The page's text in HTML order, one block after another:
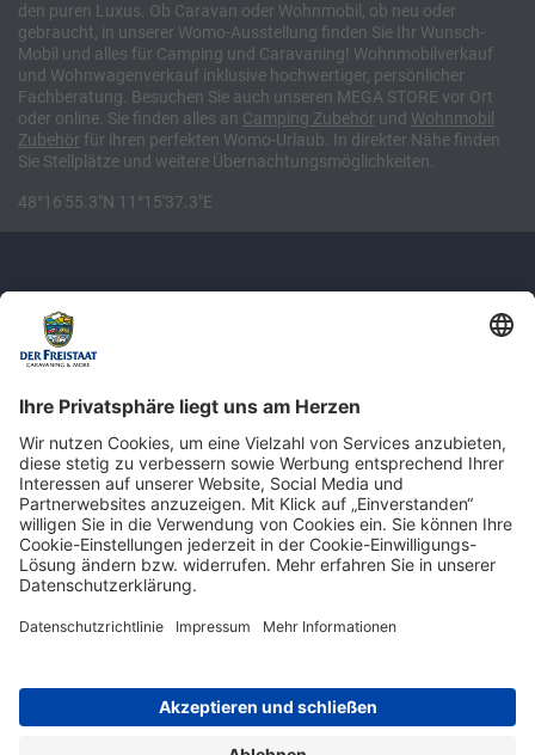
den puren Luxus. Ob Caravan oder Wohnmobil, ob neu oder
gebraucht, in unserer Womo-Ausstellung finden Sie Ihr Wunsch-
Mobil und alles für Camping und Caravaning! Wohnmobilverkauf
und Wohnwagenverkauf inklusive hochwertiger, persönlicher
Fachberatung. Besuchen Sie auch unseren MEGA STORE vor Ort
oder online. Sie finden alles an Camping Zubehör und Wohnmobil
Zubehör für ihren perfekten Womo-Urlaub. In direkter Nähe finden
Sie Stellplätze und weitere Übernachtungsmöglichkeiten.
48°16'55.3"N 11°15'37.3"E
Newsletter: Jetzt auf
shop.derfreistaat.de anmelden und
einen 5€ Gutschein für unseren Online-
Shop erhalten!*
Impressum Datenschutz Barrierefreiheit